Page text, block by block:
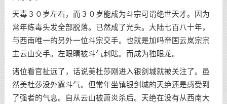
天毒３０岁左右，而３０岁能成为斗宗可谓绝世天才。因为
常年练毒头发全部脱落。已然成了光头。大陆七百八十年，
与西南唯一的另外一位斗宗交手。也就是加吗帝国云岚宗宗
主云山交手。左眼睛被斗气刺瞎。而成为独眼龙。
诸位看官扯远了，话说美杜莎刚进入银剑城就被关注了。虽
然美杜莎没外露斗气。但常年坐镇银剑城的天绝还是感受到
了强者的气息。自从云山被萧炎杀后。天绝在没有从西南大